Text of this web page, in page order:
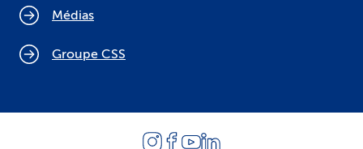
Médias
Groupe CSS